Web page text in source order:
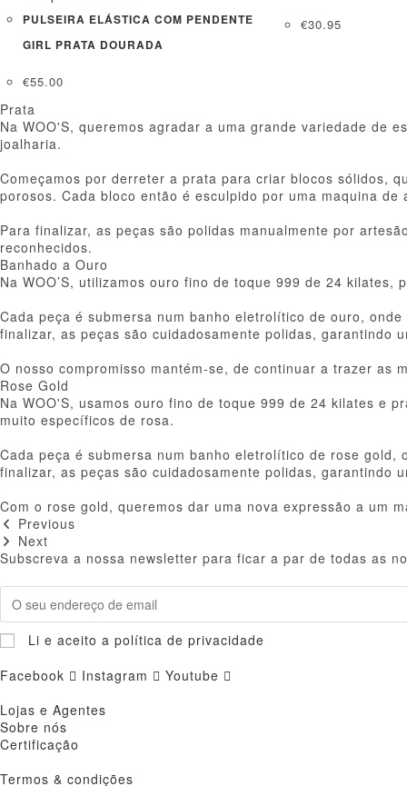
PULSEIRA ELÁSTICA COM PENDENTE
GIRL PRATA DOURADA
€55.00
€30.95
Prata
Na WOO'S, queremos agradar a uma grande variedade de
joalharia.
Começamos por derreter a prata para criar blocos sólidos,
porosos. Cada bloco então é esculpido por uma maquina de
Para finalizar, as peças são polidas manualmente por
reconhecidos.
Banhado a Ouro
Na WOO’S, utilizamos ouro fino de toque 999 de 24
Cada peça é submersa num banho eletrolítico de ouro,
finalizar, as peças são cuidadosamente polidas, garantindo
O nosso compromisso mantém-se, de continuar a trazer as
Rose Gold
Na WOO'S, usamos ouro fino de toque 999 de 24 kilates e
muito específicos de rosa.
Cada peça é submersa num banho eletrolítico de rose
finalizar, as peças são cuidadosamente polidas, garantindo
Com o rose gold, queremos dar uma nova expressão a um
Previous
Next
Subscreva a nossa newsletter para ficar a par de todas as
Li e aceito a política de privacidade
Facebook
Instagram
Youtube
Lojas e Agentes
Sobre nós
Certificação
Termos & condições